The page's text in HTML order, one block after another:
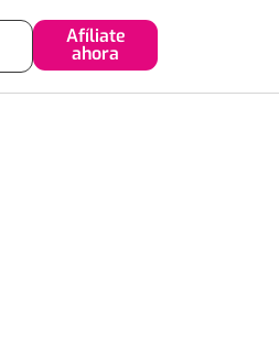
Afíliate
ahora